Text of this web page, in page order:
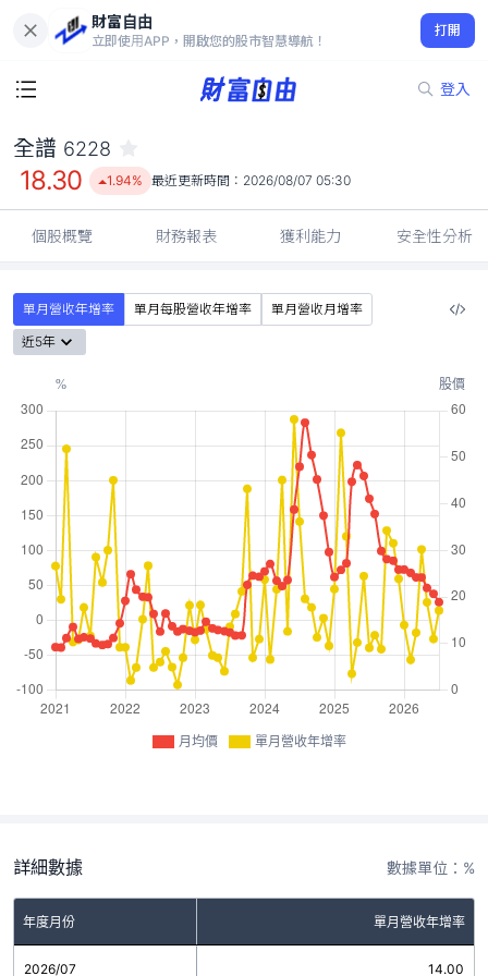
財富自由
立即使用APP，開啟您的股市智慧導航！
打開
登入
18.30
1.94%
全譜 6228
18.30 1.94% 最近更新時間： 2026/08/07 05:30
個股概覽 財務報表 獲利能力 安全性分析
單月營收年增率 單月每股營收年增率
單月營收月增率
近5年
月均價 單月營收年增率
詳細數據 數據單位：%
年度月份 單月營收年增率
2026/07 14.00